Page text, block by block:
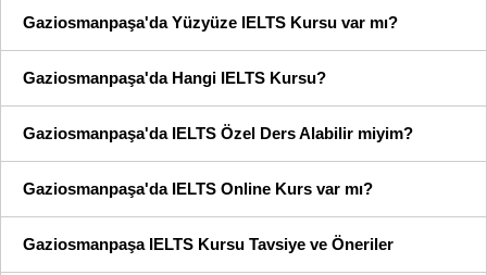
Gaziosmanpaşa'da Yüzyüze IELTS Kursu var mı?
Gaziosmanpaşa'da Hangi IELTS Kursu?
Gaziosmanpaşa'da IELTS Özel Ders Alabilir miyim?
Gaziosmanpaşa'da IELTS Online Kurs var mı?
Gaziosmanpaşa IELTS Kursu Tavsiye ve Öneriler